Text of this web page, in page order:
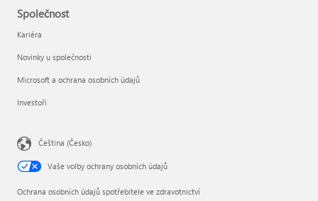
Společnost
Kariéra
Novinky u společnosti
Microsoft a ochrana osobních údajů
Investoři
Čeština (Česko)
Vaše volby ochrany osobních údajů
Ochrana osobních údajů spotřebitele ve zdravotnictví